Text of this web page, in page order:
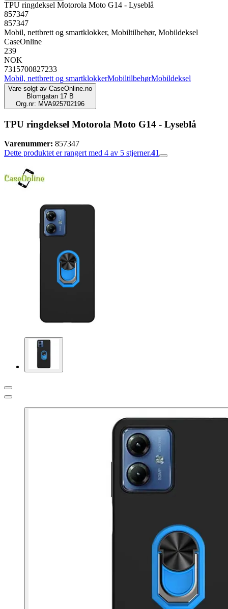
TPU ringdeksel Motorola Moto G14 - Lyseblå
857347
857347
Mobil, nettbrett og smartklokker, Mobiltilbehør, Mobildeksel
CaseOnline
239
NOK
7315700827233
Mobil, nettbrett og smartklokkerMobiltilbehørMobildeksel
Vare solgt av CaseOnline.no
Blomgatan 17 B
Org.nr: MVA925702196
TPU ringdeksel Motorola Moto G14 - Lyseblå
Varenummer: 857347
Dette produktet er rangert med 4 av 5 stjerner.41